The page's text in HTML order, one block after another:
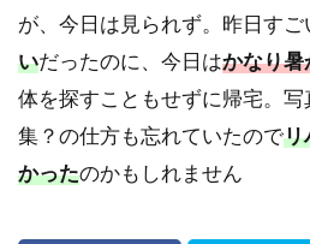
が、今日は見られず。昨日すご
いだったのに、今日はかなり暑
体を探すこともせずに帰宅。
集？の仕方も忘れていたのでリ
かったのかもしれません